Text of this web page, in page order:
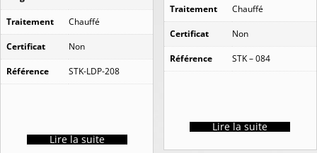
Traitement Chauffé
Certificat Non
Référence STK-LDP-208
Lire la suite
Traitement Chauffé
Certificat Non
Référence STK – 084
Lire la suite